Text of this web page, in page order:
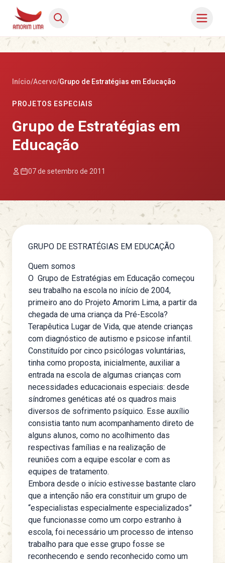
Início/Acervo/Grupo de Estratégias em Educação
PROJETOS ESPECIAIS
Grupo de Estratégias em
Educação
07 de setembro de 2011
GRUPO DE ESTRATÉGIAS EM EDUCAÇÃO
Quem somos
O Grupo de Estratégias em Educação começou
seu trabalho na escola no início de 2004,
primeiro ano do Projeto Amorim Lima, a partir da
chegada de uma criança da Pré-Escola?
Terapêutica Lugar de Vida, que atende crianças
com diagnóstico de autismo e psicose infantil.
Constituído por cinco psicólogas voluntárias,
tinha como proposta, inicialmente, auxiliar a
entrada na escola de algumas crianças com
necessidades educacionais especiais: desde
síndromes genéticas até os quadros mais
diversos de sofrimento psíquico. Esse auxílio
consistia tanto num acompanhamento direto de
alguns alunos, como no acolhimento das
respectivas famílias e na realização de
reuniões com a equipe escolar e com as
equipes de tratamento.
Embora desde o início estivesse bastante claro
que a intenção não era constituir um grupo de
“especialistas especialmente especializados”
que funcionasse como um corpo estranho à
escola, foi necessário um processo de intenso
trabalho para que esse grupo fosse se
reconhecendo e sendo reconhecido como um